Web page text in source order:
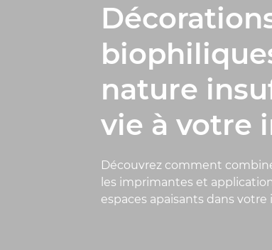
nature
vie à votre
Découvrez comment
les imprimantes et
espaces apaisants dans votre